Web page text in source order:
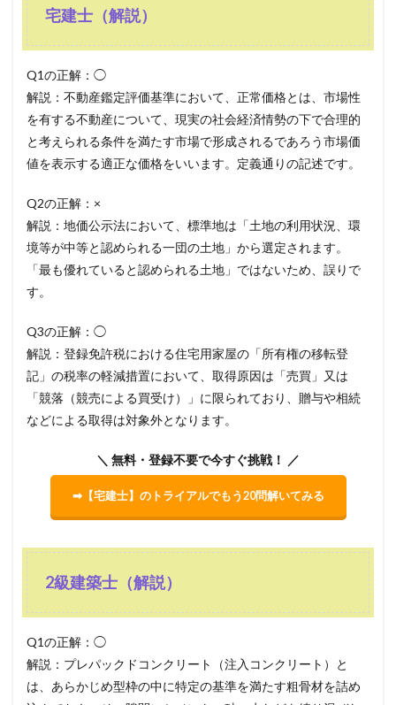
宅建士（解説）
Q1の正解：◯
解説：不動産鑑定評価基準において、正常価格とは、市場性
を有する不動産について、現実の社会経済情勢の下で合理的
と考えられる条件を満たす市場で形成されるであろう市場価
値を表示する適正な価格をいいます。定義通りの記述です。
Q2の正解：×
解説：地価公示法において、標準地は「土地の利用状況、環
境等が中等と認められる一団の土地」から選定されます。
「最も優れていると認められる土地」ではないため、誤りで
す。
Q3の正解：◯
解説：登録免許税における住宅用家屋の「所有権の移転登
記」の税率の軽減措置において、取得原因は「売買」又は
「競落（競売による買受け）」に限られており、贈与や相続
などによる取得は対象外となります。
＼ 無料・登録不要で今すぐ挑戦！ ／
➡【宅建士】のトライアルでもう20問解いてみる
2級建築士（解説）
Q1の正解：◯
解説：プレパックドコンクリート（注入コンクリート）と
は、あらかじめ型枠の中に特定の基準を満たす粗骨材を詰め